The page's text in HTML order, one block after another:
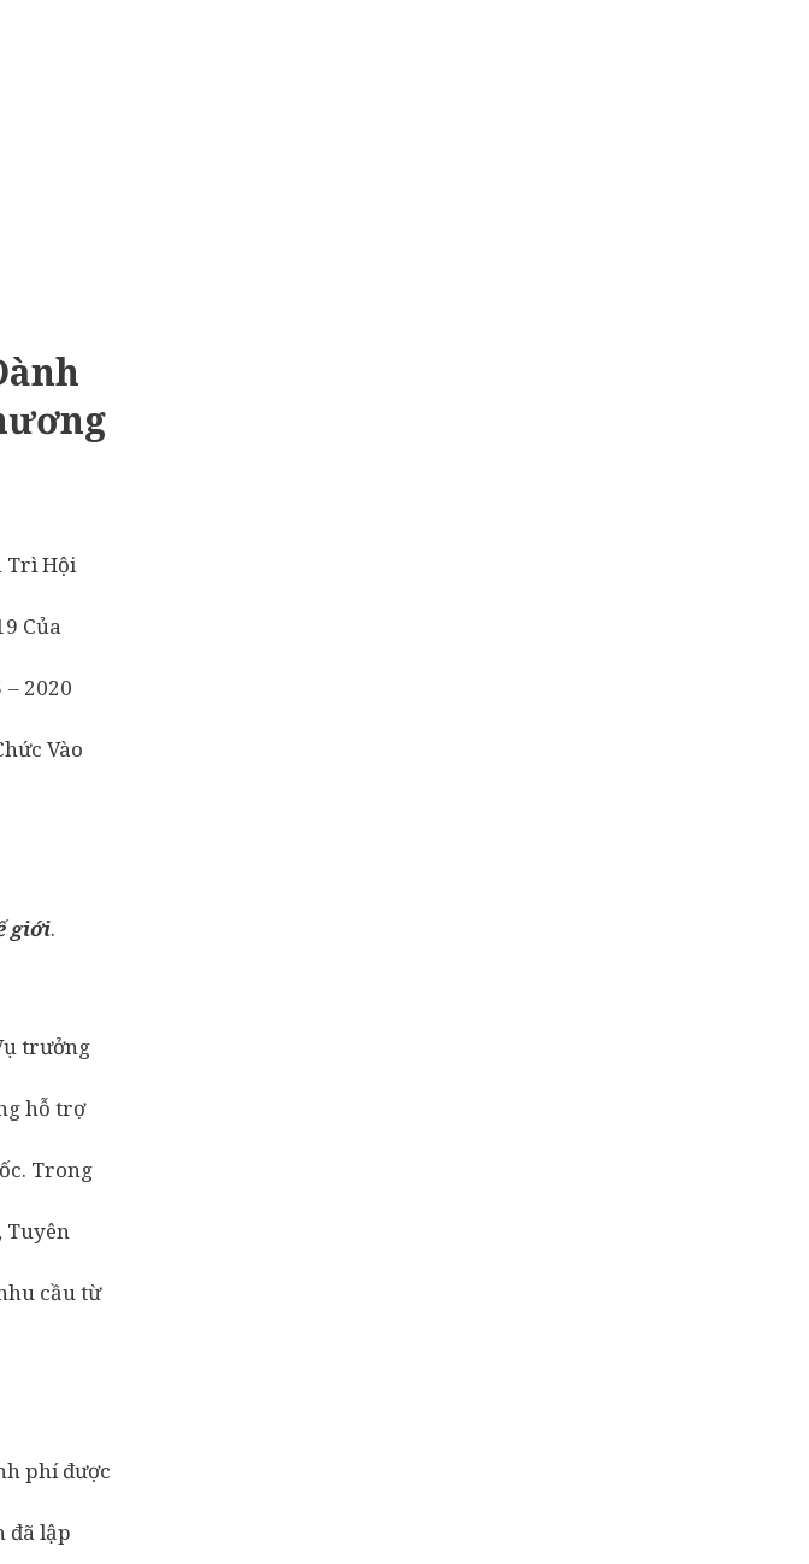
Trì Hội
Của
2020
Vào
giới.
trưởng
hỗ trợ
Trong
Tuyên
cầu từ
phí được
đã lập